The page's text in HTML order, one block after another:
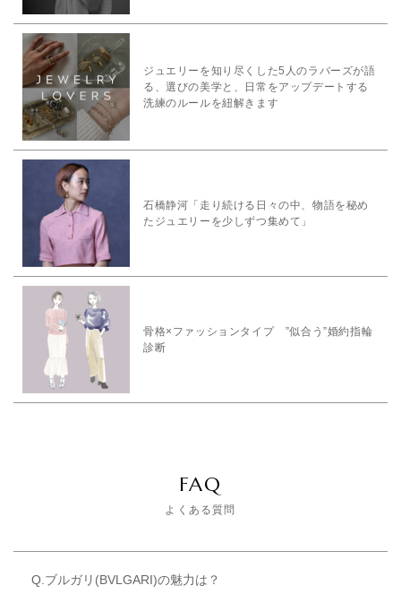
ジュエリーを知り尽くした5人のラバーズが語
る、選びの美学と、日常をアップデートする
洗練のルールを紐解きます
石橋静河「走り続ける日々の中、物語を秘め
たジュエリーを少しずつ集めて」
骨格×ファッションタイプ ”似合う”婚約指輪
診断
FAQ
よくある質問
Q.ブルガリ(BVLGARI)の魅力は？